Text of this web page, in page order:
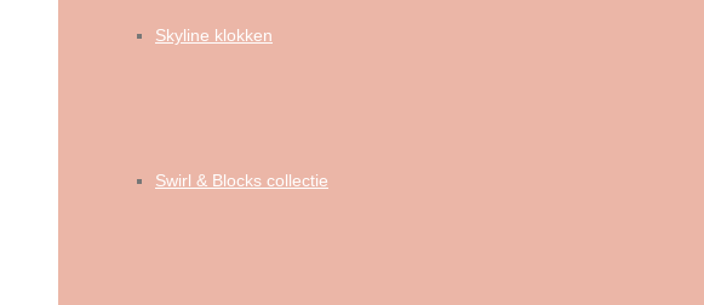
Skyline klokken
Swirl & Blocks collectie